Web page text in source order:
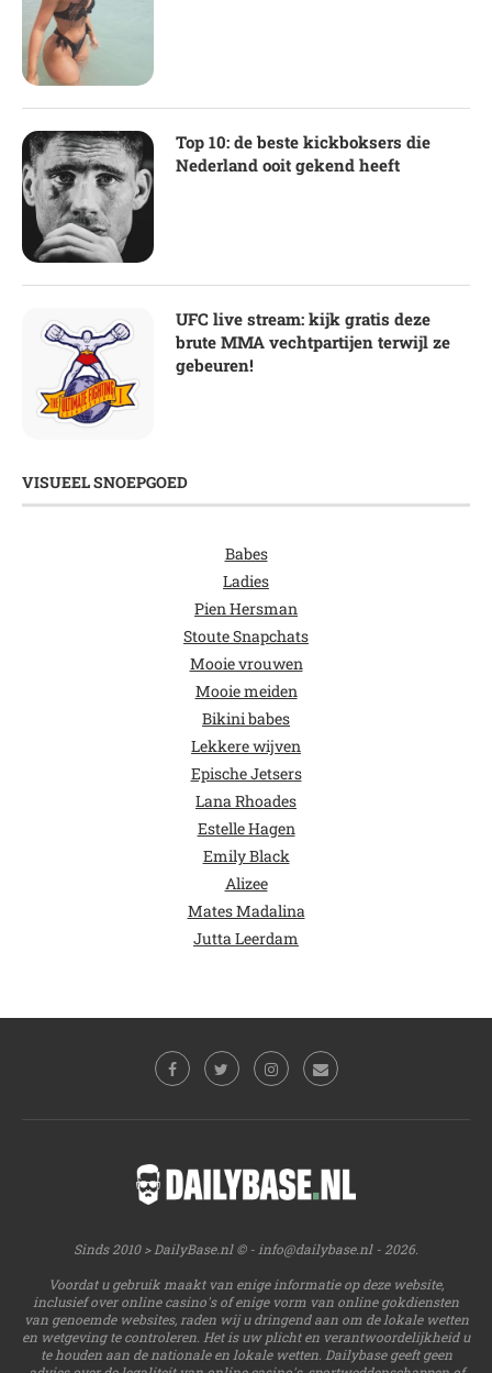
Top 10: de beste kickboksers die
Nederland ooit gekend heeft
UFC live stream: kijk gratis deze
brute MMA vechtpartijen terwijl ze
gebeuren!
VISUEEL SNOEPGOED
Babes
Ladies
Pien Hersman
Stoute Snapchats
Mooie vrouwen
Mooie meiden
Bikini babes
Lekkere wijven
Epische Jetsers
Lana Rhoades
Estelle Hagen
Emily Black
Alizee
Mates Madalina
Jutta Leerdam
Sinds 2010 > DailyBase.nl © - info@dailybase.nl- 2026.
Voordat u gebruik maakt van enige informatie op deze website,
inclusief over online casino's of enige vorm van online gokdiensten
van genoemde websites, raden wij u dringend aan om de lokale wetten
en wetgeving te controleren. Het is uw plicht en verantwoordelijkheid u
te houden aan de nationale en lokale wetten. Dailybase geeft geen